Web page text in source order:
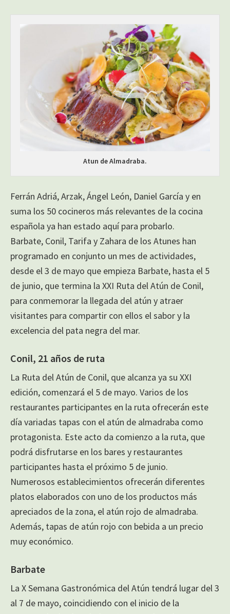
Atun de Almadraba.
Ferrán Adriá, Arzak, Ángel León, Daniel García y en
suma los 50 cocineros más relevantes de la cocina
española ya han estado aquí para probarlo.
Barbate, Conil, Tarifa y Zahara de los Atunes han
programado en conjunto un mes de actividades,
desde el 3 de mayo que empieza Barbate, hasta el 5
de junio, que termina la XXI Ruta del Atún de Conil,
para conmemorar la llegada del atún y atraer
visitantes para compartir con ellos el sabor y la
excelencia del pata negra del mar.
Conil, 21 años de ruta
La Ruta del Atún de Conil, que alcanza ya su XXI
edición, comenzará el 5 de mayo. Varios de los
restaurantes participantes en la ruta ofrecerán este
día variadas tapas con el atún de almadraba como
protagonista. Este acto da comienzo a la ruta, que
podrá disfrutarse en los bares y restaurantes
participantes hasta el próximo 5 de junio.
Numerosos establecimientos ofrecerán diferentes
platos elaborados con uno de los productos más
apreciados de la zona, el atún rojo de almadraba.
Además, tapas de atún rojo con bebida a un precio
muy económico.
Barbate
La X Semana Gastronómica del Atún tendrá lugar del 3
al 7 de mayo, coincidiendo con el inicio de la